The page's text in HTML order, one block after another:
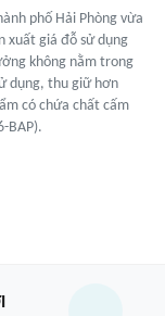
phố Hải Phòng vừa
xuất giá đỗ sử dụng
không nằm trong
dụng, thu giữ hơn
có chứa chất cấm
BAP).